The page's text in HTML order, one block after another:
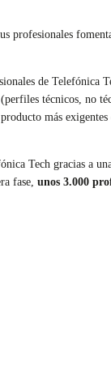
profesionales
de Telefónica
técnicos, no
más
Tech gracias a
fase, unos 3.000